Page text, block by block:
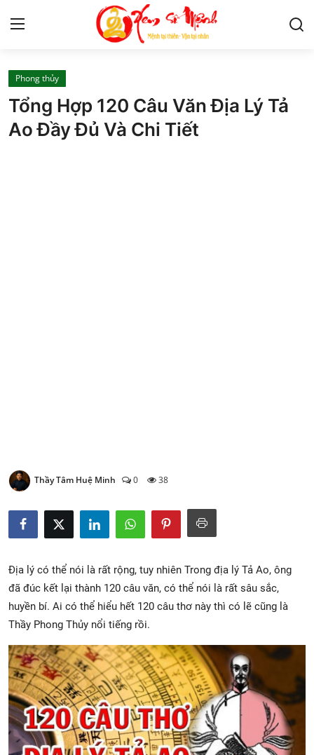
Tử Vi
Kiến Thức
Phong thủy
Tổng Hợp 120 Câu Văn Địa Lý Tả
Ao Đầy Đủ Và Chi Tiết
Thầy Tâm Huệ Minh 0 38
Địa lý có thể nói là rất rộng, tuy nhiên Trong địa lý Tả Ao, ông
đã đúc kết lại thành 120 câu văn, có thể nói là rất sâu sắc,
huyền bí. Ai có thể hiểu hết 120 câu thơ này thì có lẽ cũng là
Thầy Phong Thủy nổi tiếng rồi.